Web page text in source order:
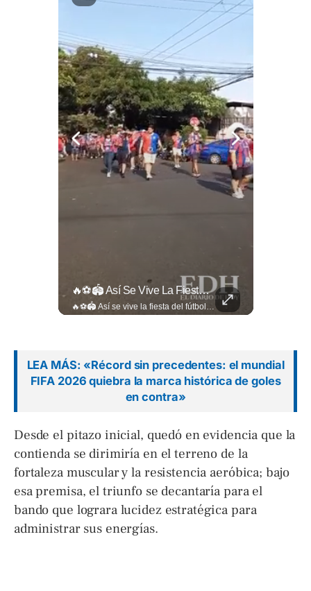
🔥⚽🏟️ Así Se Vive La Fiesta Del Fútbol Salvadoreño: La Pasión De Tigrillos Y Aguiluchos Ya Enciende El Ambiente Previo A La Gran Final Entre...
🔥⚽🏟️ Así se vive la fiesta del fútbol salvadoreño: la pasión de tigrillos y aguiluchos ya enciende el ambiente previo a la gran final entre FAS y Águila en el Estadio Jorge “Mágico” González. Más detalles en➡️eldiariodehoy.com #Deportes #Fas #Aguila #Finalfutbolsalvadoreño
LEA MÁS: «Récord sin precedentes: el mundial
FIFA 2026 quiebra la marca histórica de goles
en contra»
Desde el pitazo inicial, quedó en evidencia que la
contienda se dirimiría en el terreno de la
fortaleza muscular y la resistencia aeróbica; bajo
esa premisa, el triunfo se decantaría para el
bando que lograra lucidez estratégica para
administrar sus energías.